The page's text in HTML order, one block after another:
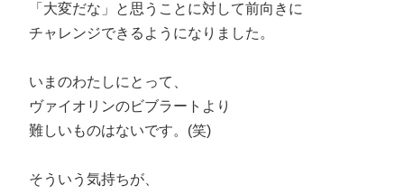
「大変だな」と思うことに対して前向きに
チャレンジできるようになりました。
いまのわたしにとって、
ヴァイオリンのビブラートより
難しいものはないです。(笑)
そういう気持ちが、